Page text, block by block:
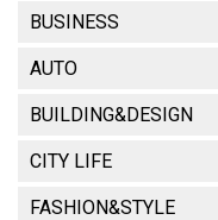
BUSINESS
AUTO
BUILDING&DESIGN
CITY LIFE
FASHION&STYLE